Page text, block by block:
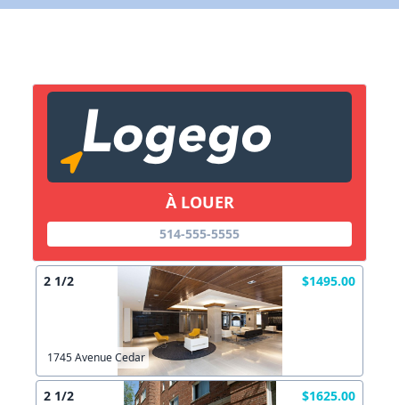
À LOUER
514-555-5555
2 1/2 $1495.00
1745 Avenue Cedar
2 1/2 $1625.00
X Fermer
Lien vers inscription (sera inclus dans courriel)
X Fermer Envoyez